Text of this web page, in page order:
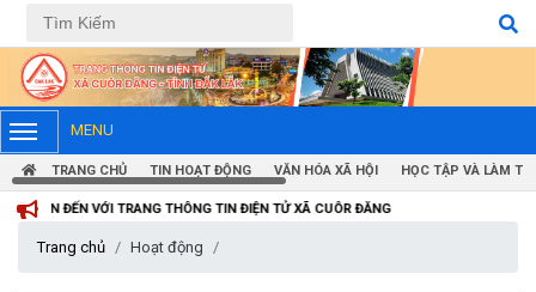
Tiếng Việt Tiếng Anh
MENU
TRANG CHỦ TIN HOẠT ĐỘNG VĂN HÓA XÃ HỘI HỌC TẬP VÀ LÀM
TRANG THÔNG TIN ĐIỆN TỬ XÃ CUÔR ĐĂNG
Trang chủ Hoạt động